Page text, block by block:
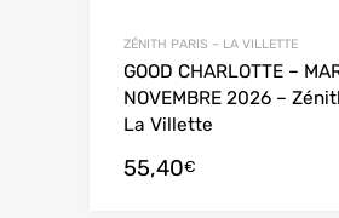
ZÉNITH PARIS – LA VILLETTE
GOOD CHARLOTTE –
NOVEMBRE 2026 –
La Villette
55,40€